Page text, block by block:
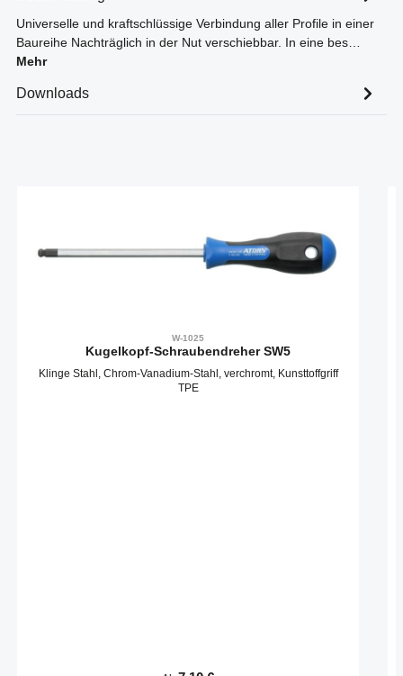
Universelle und kraftschlüssige Verbindung aller Profile in einer
Baureihe Nachträglich in der Nut verschiebbar. In eine bes…
Mehr
Downloads
W-1025
Kugelkopf-Schraubendreher SW5
Klinge Stahl, Chrom-Vanadium-Stahl, verchromt, Kunsttoffgriff
TPE